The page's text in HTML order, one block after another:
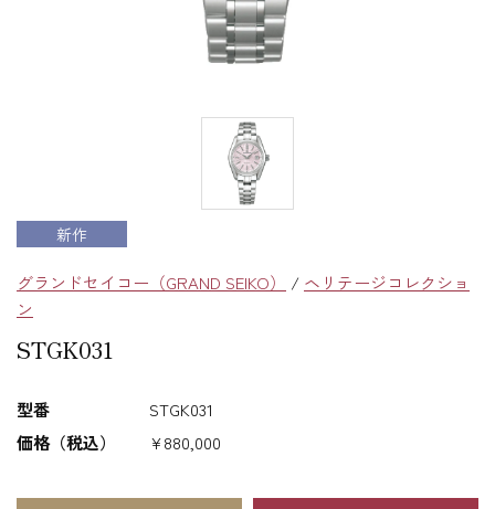
新作
グランドセイコー（GRAND SEIKO） / ヘリテージコレクショ
ン
STGK031
型番
STGK031
価格（税込）
¥880,000